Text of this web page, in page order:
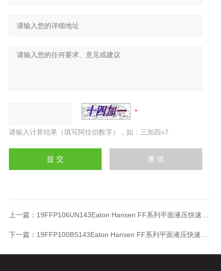
请输入计算结果（填写阿拉伯数字），如：三加四=7
上一篇： 19FFP106UN143Eaton Hansen FF系列平面液压快速接头19FFP106UN143
下一篇： 19FFP100BS143Eaton Hansen FF系列平面液压快速接头19FFP100BS143